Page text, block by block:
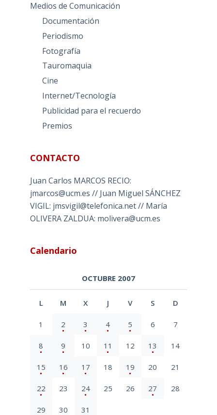
Medios de Comunicación
Documentación
Periodismo
Fotografía
Tauromaquia
Cine
Internet/Tecnología
Publicidad para el recuerdo
Premios
CONTACTO
Juan Carlos MARCOS RECIO:
jmarcos@ucm.es // Juan Miguel SÁNCHEZ
VIGIL: jmsvigil@telefonica.net // María
OLIVERA ZALDUA: molivera@ucm.es
Calendario
OCTUBRE 2007
L M X J V S D
1 2 3 4 5 6 7
8 9 10 11 12 13 14
15 16 17 18 19 20 21
22 23 24 25 26 27 28
29 30 31